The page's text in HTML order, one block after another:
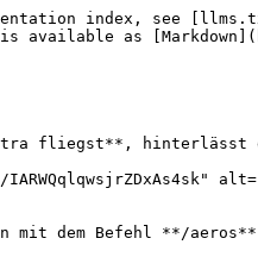
index, see
available as
fliegst**, hinterlässt
mit dem Befehl **/